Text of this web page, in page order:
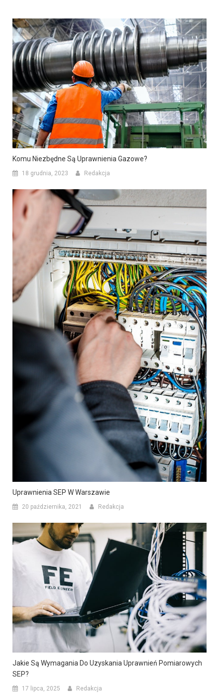
Komu Niezbędne Są Uprawnienia Gazowe?
18 grudnia, 2023 Redakcja
Uprawnienia SEP W Warszawie
20 października, 2021 Redakcja
Jakie Są Wymagania Do Uzyskania Uprawnień Pomiarowych
SEP?
17 lipca, 2025 Redakcja